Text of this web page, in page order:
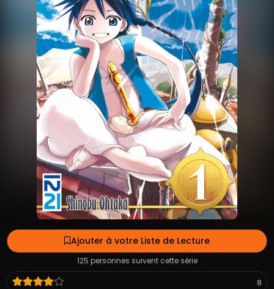
Ajouter à votre Liste de Lecture
125 personnes suivent cette série
8